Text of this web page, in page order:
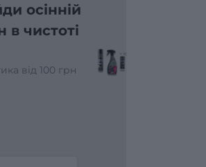
осінній
в чистоті
від 100 грн